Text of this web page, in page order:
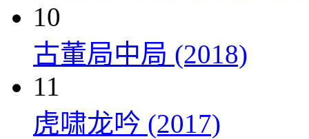
10
古董局中局 (2018)
11
虎啸龙吟 (2017)